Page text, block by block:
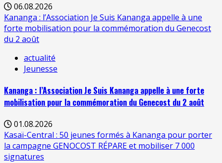
06.08.2026
Kananga : l’Association Je Suis Kananga appelle à une
forte mobilisation pour la commémoration du Genecost
du 2 août
actualité
Jeunesse
Kananga : l’Association Je Suis Kananga appelle à une forte
mobilisation pour la commémoration du Genecost du 2 août
01.08.2026
Kasaï-Central : 50 jeunes formés à Kananga pour porter
la campagne GENOCOST RÉPARE et mobiliser 7 000
signatures